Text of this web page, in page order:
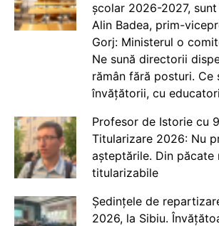
școlar 2026-2027,
Alin Badea, prim-
Gorj: Ministerul o
Ne sună directorii
rămân fără posturi. Ce
învățătorii, cu
Profesor de Istorie cu
Titularizare 2026: Nu
așteptările. Din păcate
titularizabile
Ședințele de
2026, la Sibiu.